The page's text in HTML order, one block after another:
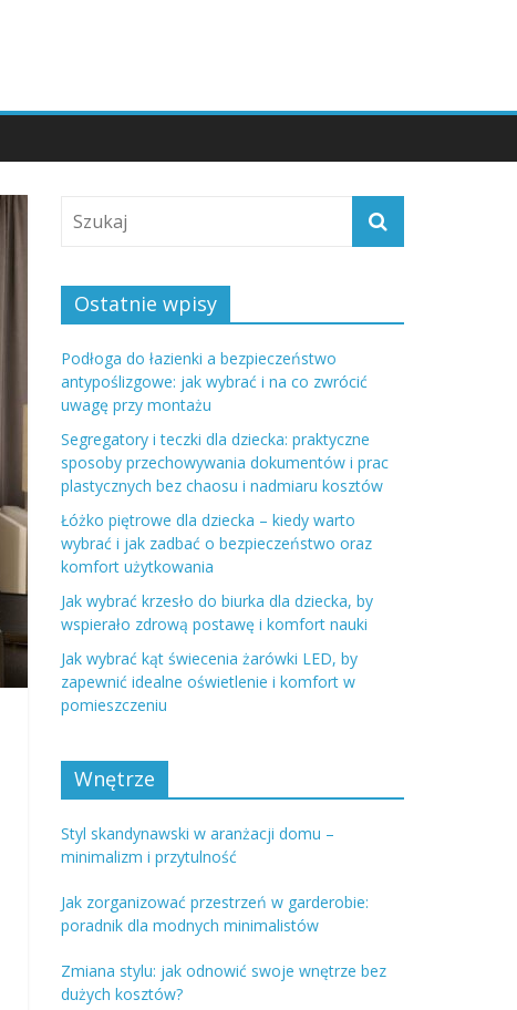
Ostatnie wpisy
Podłoga do łazienki a bezpieczeństwo
antypoślizgowe: jak wybrać i na co zwrócić
uwagę przy montażu
Segregatory i teczki dla dziecka: praktyczne
sposoby przechowywania dokumentów i prac
plastycznych bez chaosu i nadmiaru kosztów
Łóżko piętrowe dla dziecka – kiedy warto
wybrać i jak zadbać o bezpieczeństwo oraz
komfort użytkowania
Jak wybrać krzesło do biurka dla dziecka, by
wspierało zdrową postawę i komfort nauki
Jak wybrać kąt świecenia żarówki LED, by
zapewnić idealne oświetlenie i komfort w
pomieszczeniu
Wnętrze
Styl skandynawski w aranżacji domu –
minimalizm i przytulność
Jak zorganizować przestrzeń w garderobie:
poradnik dla modnych minimalistów
Zmiana stylu: jak odnowić swoje wnętrze bez
dużych kosztów?